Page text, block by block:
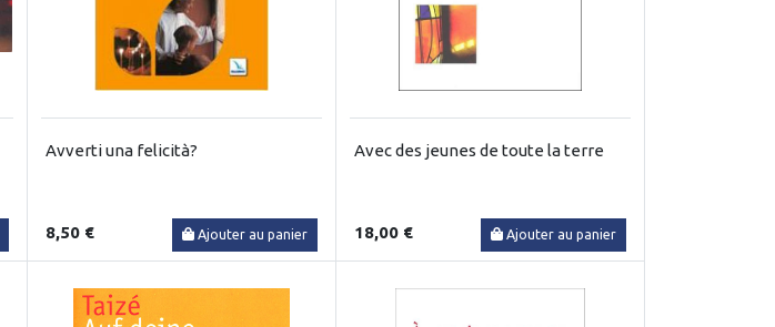
Avverti una felicità?
8,50 € Ajouter au panier
Avec des jeunes de toute la terre
18,00 € Ajouter au panier